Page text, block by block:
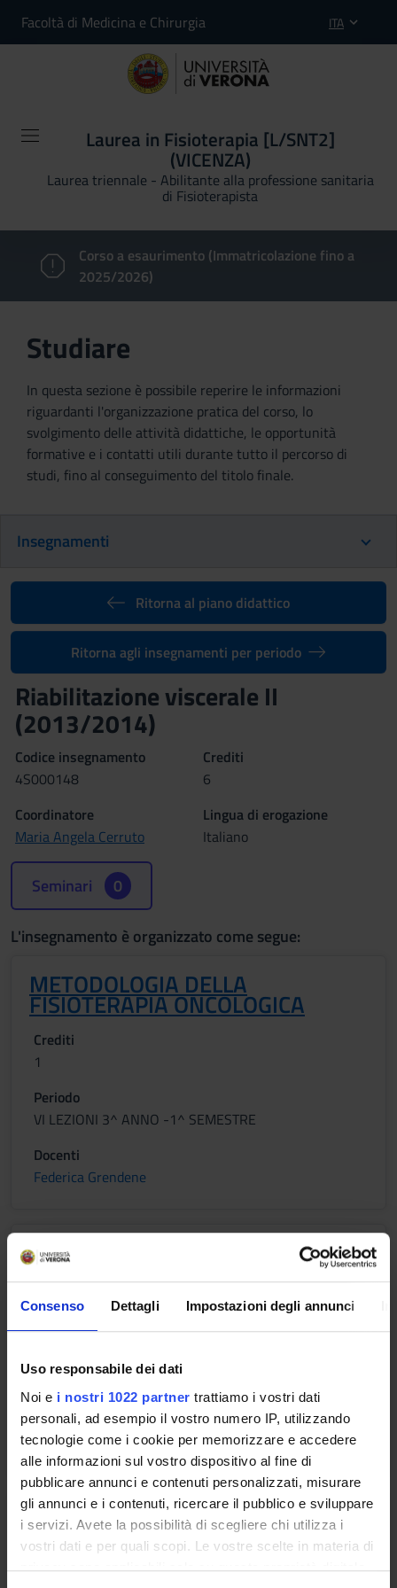
Consenso Dettagli Impostazioni degli annunci
Uso responsabile dei dati
Noi e i nostri 1022 partner trattiamo i vostri dati
personali, ad esempio il vostro numero IP, utilizzando
tecnologie come i cookie per memorizzare e accedere
alle informazioni sul vostro dispositivo al fine di
pubblicare annunci e contenuti personalizzati, misurare
gli annunci e i contenuti, ricercare il pubblico e sviluppare
i servizi. Avete la possibilità di scegliere chi utilizza i
vostri dati e per quali scopi. Le vostre scelte in materia di
privacy sono applicabili solo su questa proprietà digitale
Facoltà di Medicina e Chirurgia ITA
Laurea in Fisioterapia [L/SNT2]
(VICENZA)
Laurea triennale - Abilitante alla professione sanitaria
di Fisioterapista
Corso a esaurimento (Immatricolazione fino a
2025/2026)
Studiare
In questa sezione è possibile reperire le informazioni
riguardanti l'organizzazione pratica del corso, lo
svolgimento delle attività didattiche, le opportunità
formative e i contatti utili durante tutto il percorso di
studi, fino al conseguimento del titolo finale.
Insegnamenti
Ritorna al piano didattico
Ritorna agli insegnamenti per periodo
Riabilitazione viscerale II
(2013/2014)
Codice insegnamento
4S000148
Crediti
6
Coordinatore
Maria Angela Cerruto
Lingua di erogazione
Italiano
Seminari 0
L'insegnamento è organizzato come segue:
METODOLOGIA DELLA
FISIOTERAPIA ONCOLOGICA
Crediti
1
Periodo
VI LEZIONI 3^ ANNO -1^ SEMESTRE
Docenti
Federica Grendene
METODOLOGIA DELLA
FISIOTERAPIA GERIATRICA
Crediti
1
Periodo
VI LEZIONI 3^ ANNO -1^ SEMESTRE
Docenti
Fernanda Bettale
METODOLOGIA DELLA
FISIOTERAPIA UROGINECOLOGICA
Crediti